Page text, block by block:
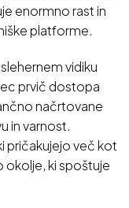
enormno rast in
platforme.
vidiku
prvič dostopa
načrtovane
in varnost.
pričakujejo več kot
ki spoštuje